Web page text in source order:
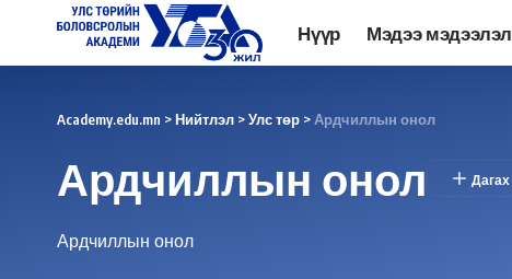
Нүүр Мэдээ мэдээлэл
Academy.edu.mn >Нийтлэл >Улс төр > Ардчиллын онол
Ардчиллын онол
Ардчиллын онол